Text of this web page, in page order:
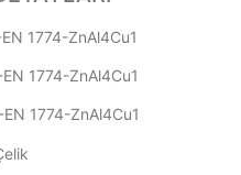
1774-ZnAl4Cu1
1774-ZnAl4Cu1
1774-ZnAl4Cu1